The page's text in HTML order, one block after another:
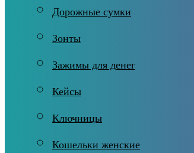
Дорожные сумки
Зонты
Зажимы для денег
Кейсы
Ключницы
Кошельки женские